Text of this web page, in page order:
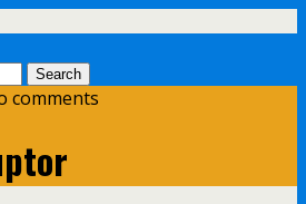
comments